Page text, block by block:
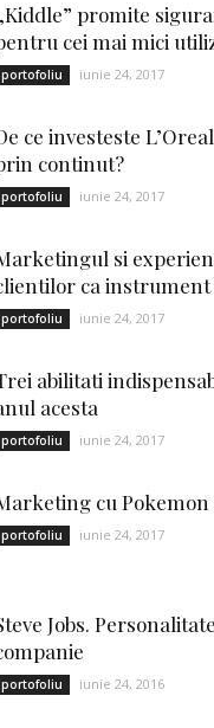
promite
cei mai mici
portofoliu iunie 24, 2017
ce investeste
continut?
portofoliu iunie 24, 2017
si
ca
portofoliu iunie 24, 2017
abilitati
acesta
portofoliu iunie 24, 2017
cu Pokemon
portofoliu iunie 24, 2017
Jobs.
portofoliu iunie 24, 2016